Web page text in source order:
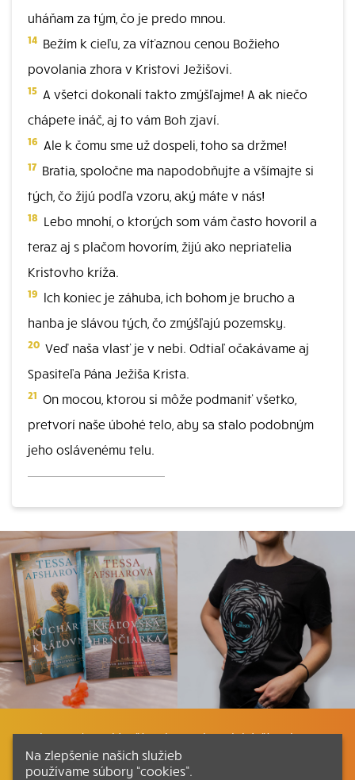
uháňam za tým, čo je predo mnou.
14 Bežím k cieľu, za víťaznou cenou Božieho
povolania zhora v Kristovi Ježišovi.
15 A všetci dokonalí takto zmýšľajme! A ak niečo
chápete ináč, aj to vám Boh zjaví.
16 Ale k čomu sme už dospeli, toho sa držme!
17 Bratia, spoločne ma napodobňujte a všímajte si
tých, čo žijú podľa vzoru, aký máte v nás!
18 Lebo mnohí, o ktorých som vám často hovoril a
teraz aj s plačom hovorím, žijú ako nepriatelia
Kristovho kríža.
19 lch koniec je záhuba, ich bohom je brucho a
hanba je slávou tých, čo zmýšľajú pozemsky.
20 Veď naša vlasť je v nebi. Odtiaľ očakávame aj
Spasiteľa Pána Ježiša Krista.
21 On mocou, ktorou si môže podmaniť všetko,
pretvorí naše úbohé telo, aby sa stalo podobným
jeho oslávenému telu.
Listovať Plán čítania Liturgické čítania
Na zlepšenie našich služieb
používame súbory “cookies”.